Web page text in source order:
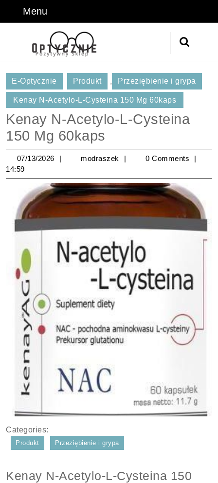
Menu
E-Optycznie Produkt , Przeziębienie i grypa
Kenay N-Acetylo-L-Cysteina 150 Mg 60kaps
Kenay N-Acetylo-L-Cysteina
150 Mg 60kaps
07/13/2026 07/13/2026
modraszek modraszek
0 Comments
14:59
Categories:
Produkt Przeziębienie i grypa
Kenay N-Acetylo-L-Cysteina 150